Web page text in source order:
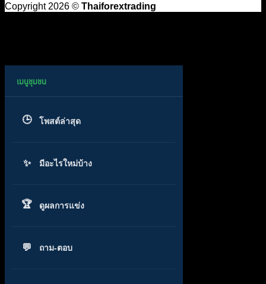
Copyright 2026 © Thaiforextrading
โพสต์ล่าสุด
มีอะไรใหม่บ้าง
ดูผลการแข่ง
ถาม-ตอบ